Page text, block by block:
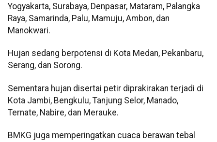
Yogyakarta, Surabaya, Denpasar, Mataram, Palangka
Raya, Samarinda, Palu, Mamuju, Ambon, dan
Manokwari.
Hujan sedang berpotensi di Kota Medan, Pekanbaru,
Serang, dan Sorong.
Sementara hujan disertai petir diprakirakan terjadi di
Kota Jambi, Bengkulu, Tanjung Selor, Manado,
Ternate, Nabire, dan Merauke.
BMKG juga memperingatkan cuaca berawan tebal